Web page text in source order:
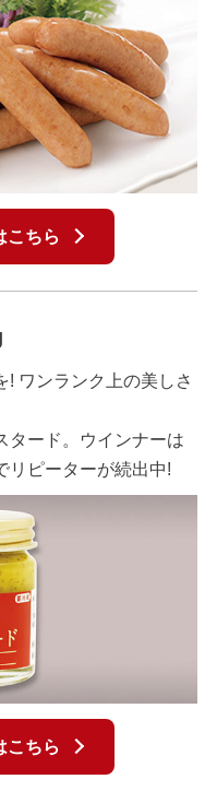
こちら
! ワンランク上の美しさ
タード。ウインナーは
リピーターが続出中!
こちら